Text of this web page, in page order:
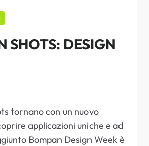
SHOTS: DESIGN
tornano con un nuovo
applicazioni uniche e ad
Bompan Design Week è